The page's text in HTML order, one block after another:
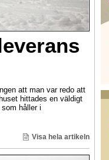
att man var redo att
hittades en väldigt
håller i
Visa hela artikeln